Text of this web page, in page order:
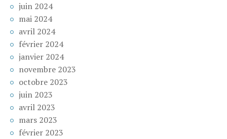
juin 2024
mai 2024
avril 2024
février 2024
janvier 2024
novembre 2023
octobre 2023
juin 2023
avril 2023
mars 2023
février 2023